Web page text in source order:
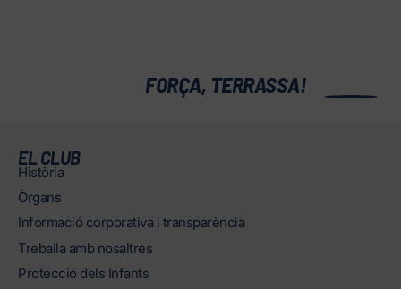
FORÇA, TERRASSA!
EL CLUB
Història
Òrgans
Informació corporativa i transparència
Treballa amb nosaltres
Protecció dels Infants